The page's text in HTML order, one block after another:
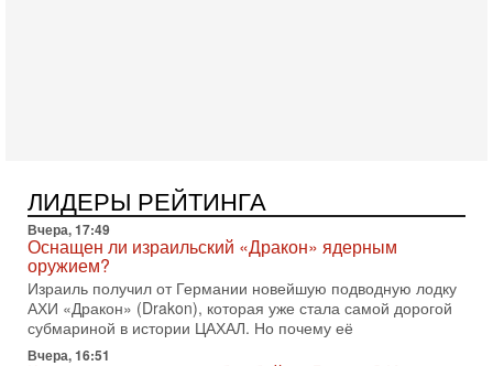
раз?
Голоса русскоязычных репатриантов не раз кардинально
меняли политический ландшафт Израиля. Достаточно
вспомнить взлет партии «Исраэль ба-алия», когда
31-07-2026, 17:00
Тайны закрытых дверей: о чём на самом деле
молчат Трамп и Нетаньяху?
Недавний визит премьер-министра Израиля Биньямина
ЛИДЕРЫ РЕЙТИНГА
Вчера, 17:49
Оснащен ли израильский «Дракон» ядерным
оружием?
Израиль получил от Германии новейшую подводную лодку
АХИ «Дракон» (Drakon), которая уже стала самой дорогой
субмариной в истории ЦАХАЛ. Но почему её
Вчера, 16:51